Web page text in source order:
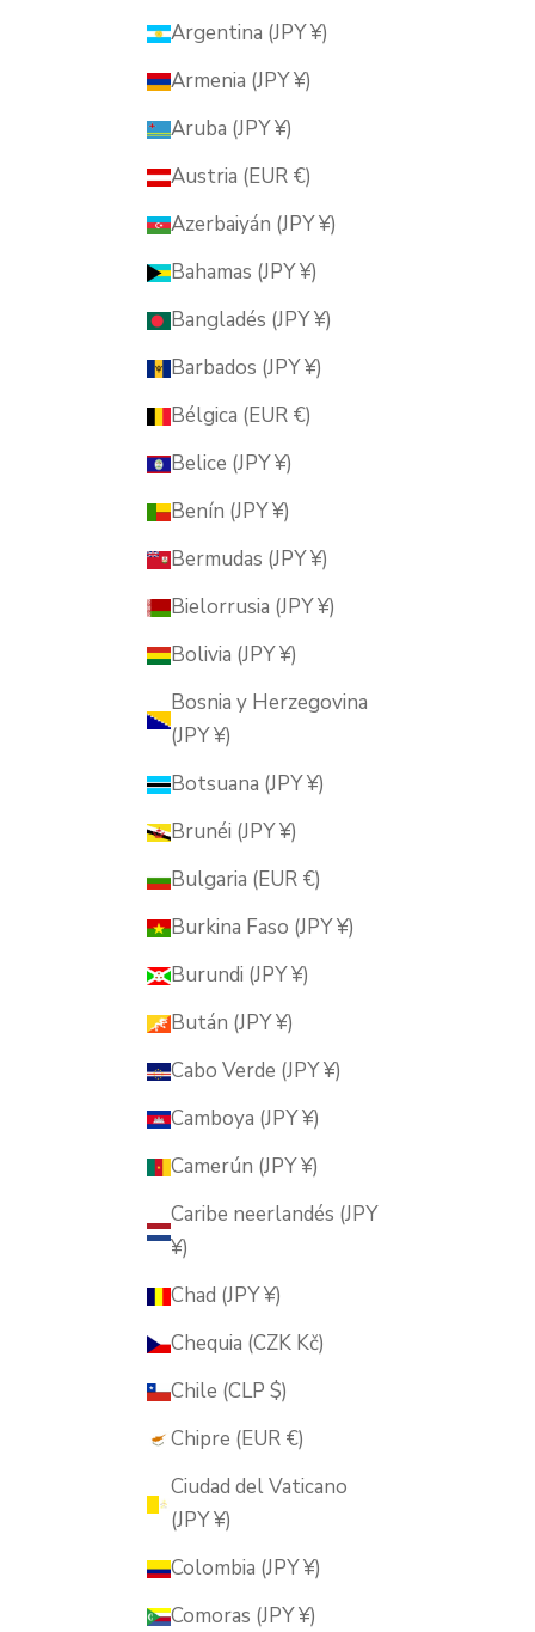
Argentina (JPY ¥)
Armenia (JPY ¥)
Aruba (JPY ¥)
Austria (EUR €)
Azerbaiyán (JPY ¥)
Bahamas (JPY ¥)
Bangladés (JPY ¥)
Barbados (JPY ¥)
Bélgica (EUR €)
Belice (JPY ¥)
Benín (JPY ¥)
Bermudas (JPY ¥)
Bielorrusia (JPY ¥)
Bolivia (JPY ¥)
Bosnia y Herzegovina
(JPY ¥)
Botsuana (JPY ¥)
Brunéi (JPY ¥)
Bulgaria (EUR €)
Burkina Faso (JPY ¥)
Burundi (JPY ¥)
Bután (JPY ¥)
Cabo Verde (JPY ¥)
Camboya (JPY ¥)
Camerún (JPY ¥)
Caribe neerlandés (JPY
¥)
Chad (JPY ¥)
Chequia (CZK Kč)
Chile (CLP $)
Chipre (EUR €)
Ciudad del Vaticano
(JPY ¥)
Colombia (JPY ¥)
Comoras (JPY ¥)